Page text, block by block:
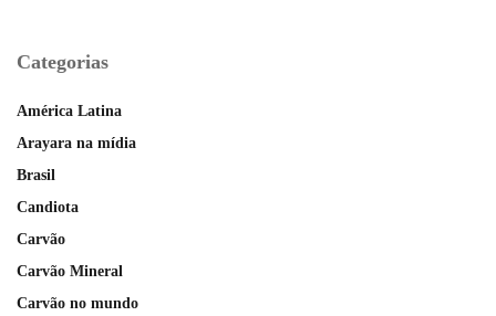
Categorias
América Latina
Arayara na mídia
Brasil
Candiota
Carvão
Carvão Mineral
Carvão no mundo